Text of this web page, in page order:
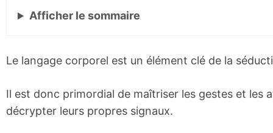
Afficher le sommaire
Le langage corporel est un élément clé de la
Il est donc primordial de maîtriser les gestes et les
décrypter leurs propres signaux.